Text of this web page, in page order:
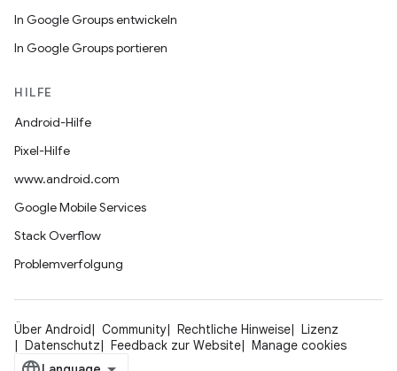
In Google Groups entwickeln
In Google Groups portieren
HILFE
Android-Hilfe
Pixel-Hilfe
www.android.com
Google Mobile Services
Stack Overflow
Problemverfolgung
Über Android Community Rechtliche Hinweise
Lizenz
Datenschutz
Feedback zur Website Manage cookies